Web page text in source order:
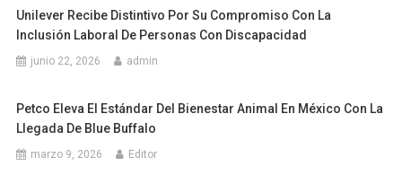
Unilever Recibe Distintivo Por Su Compromiso Con La
Inclusión Laboral De Personas Con Discapacidad
junio 22, 2026 admin
Petco Eleva El Estándar Del Bienestar Animal En México Con La
Llegada De Blue Buffalo
marzo 9, 2026 Editor